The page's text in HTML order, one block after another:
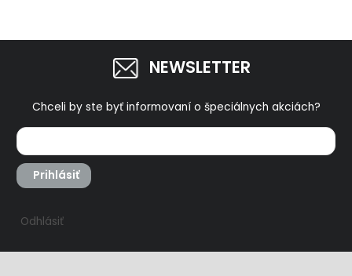
NEWSLETTER
Chceli by ste byť informovaní o špeciálnych akciách?
Prihlásiť
Odhlásiť